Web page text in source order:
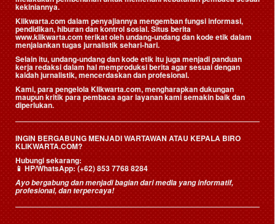
kekiniannya.
Klikwarta.com dalam penyajiannya mengemban fungsi informasi,
pendidikan, hiburan dan kontrol sosial. Situs berita
www.klikwarta.com terikat oleh undang-undang dan kode etik dalam
menjalankan tugas jurnalistik sehari-hari.
Selain itu, undang-undang dan kode etik itu juga menjadi panduan
kerja redaksi dalam hal memproduksi berita agar sesuai dengan
kaidah jurnalistik, mencerdaskan dan profesional.
Kami, para pengelola Klikwarta.com, mengharapkan dukungan
maupun kritik para pembaca agar layanan kami semakin baik dan
diperlukan.
INGIN BERGABUNG MENJADI WARTAWAN ATAU KEPALA BIRO
KLIKWARTA.COM?
Hubungi sekarang:
📱HP/WhatsApp:(+62) 853 7768 8284
Ayo bergabung dan menjadi bagian dari media yang informatif,
profesional, dan terpercaya!